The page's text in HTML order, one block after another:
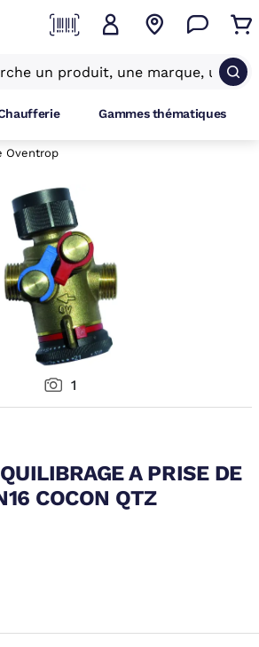
Gammes thématiques
Oventrop
1
A PRISE DE
COCON QTZ